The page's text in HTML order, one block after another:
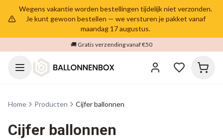
Wegens vakantie worden bestellingen tijdelijk niet verzonden.
Je kunt gewoon bestellen — we versturen je pakket vanaf
maandag 17 augustus.
🚚 Gratis verzending vanaf €50
Home Producten Cijfer ballonnen
Cijfer ballonnen